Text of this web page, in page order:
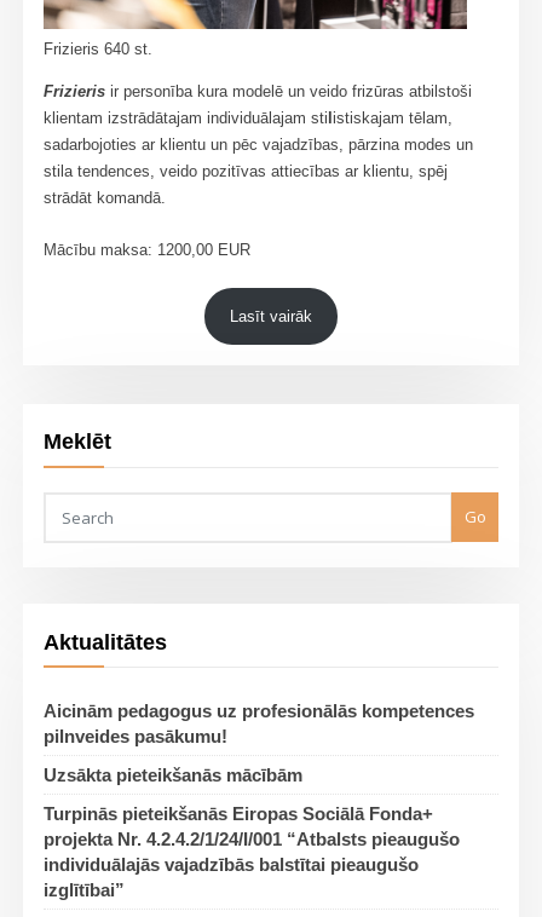
Frizieris 640 st.
Frizieris ir personība kura modelē un veido frizūras atbilstoši
klientam izstrādātajam individuālajam sti istiskajam tēlam,
sadarbojoties ar klientu un pēc vajadzības, pārzina modes un
stila tendences, veido pozitīvas attiecības ar klientu, spēj
strādāt komandā.
Mācību maksa: 1200,00 EUR
Lasīt vairāk
Meklēt
Go
Aktualitātes
Aicinām pedagogus uz profesionālās kompetences
pilnveides pasākumu!
Uzsākta pieteikšanās mācībām
Turpinās pieteikšanās Eiropas Sociālā Fonda+
projekta Nr. 4.2.4.2/1/24/I/001 “Atbalsts pieaugušo
individuālajās vajadzībās balstītai pieaugušo
izglītībai”